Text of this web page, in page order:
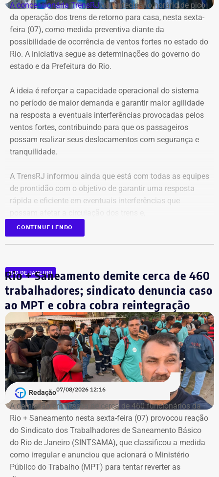
A concessionária TrensRJvai antecipar o horário de pico
da operação dos trens de retorno para casa, nesta sexta-
feira (07), como medida preventiva diante da
possibilidade de ocorrência de ventos fortes no estado do
Rio. A iniciativa segue as determinações do governo do
estado e da Prefeitura do Rio.
A ideia é reforçar a capacidade operacional do sistema
no período de maior demanda e garantir maior agilidade
na resposta a eventuais interferências provocadas pelos
ventos fortes, contribuindo para que os passageiros
possam realizar seus deslocamentos com segurança e
tranquilidade.
A TrensRJ informou ainda que está com todas as equipes
de prontidão com o objetivo de garantir uma resposta
rápida e eficiente em eventuais interferências que
consequentemente, a mobilidade dos passageiros.
pontos do sistema, com foco na identificação e solução
de ocorrências que possam comprometer a operação
ferroviária. Entre as possíveis interferências provocadas
pelo forte vento estão a queda de galhos e árvores
localizadas nas calçadas, mas que podem atingir a rede e
demais estruturas ferroviárias.
Caso seja necessário, a concessionária pode estender o
horário de funcionamento dos trens, de forma a contribuir
para que os passageiros possam retornar para suas
casas com segurança. Além disso, a orientação é que os
passageiros acompanhem os canais oficiais da TrensRJ
e, em caso de alterações na circulação, sigam as
orientações das equipes que atuam nas estações e nos
trens
CONTINUE LENDO
RIO DE JANEIRO
Rio + Saneamento demite cerca de 460
trabalhadores; sindicato denuncia caso
ao MPT e cobra cobra reintegração
Redação07/08/2026 12:16
A demissão em massa de cerca de 460 funcionários da
Rio + Saneamento nesta sexta-feira (07) provocou reação
do Sindicato dos Trabalhadores de Saneamento Básico
do Rio de Janeiro (SINTSAMA), que classificou a medida
como irregular e anunciou que acionará o Ministério
Público do Trabalho (MPT) para tentar reverter as